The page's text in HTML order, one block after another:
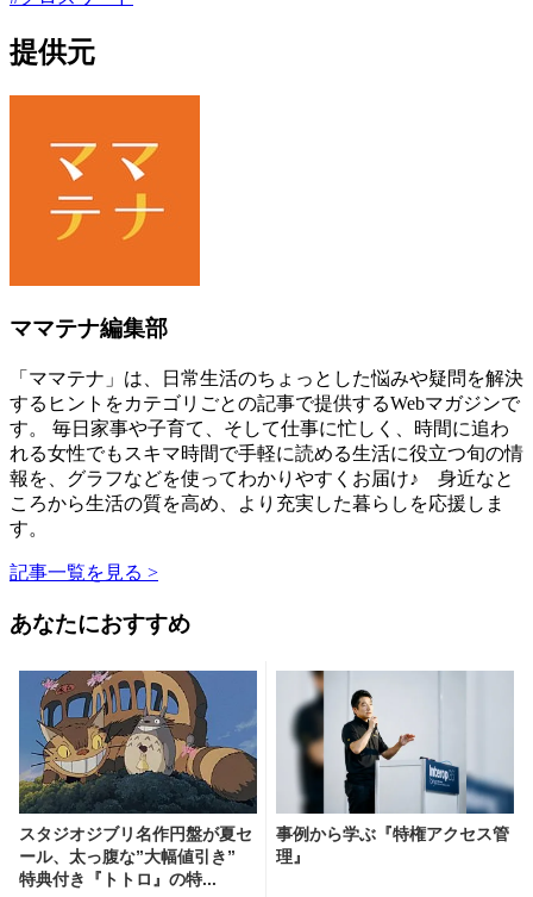
提供元
ママテナ編集部
「ママテナ」は、日常生活のちょっとした悩みや疑問を解決
するヒントをカテゴリごとの記事で提供するWebマガジンで
す。 毎日家事や子育て、そして仕事に忙しく、時間に追わ
れる女性でもスキマ時間で手軽に読める生活に役立つ旬の情
報を、グラフなどを使ってわかりやすくお届け♪ 身近なと
ころから生活の質を高め、より充実した暮らしを応援しま
す。
記事一覧を見る >
あなたにおすすめ
スタジオジブリ名作円盤が夏セ
ール、太っ腹な”大幅値引き”
特典付き『トトロ』の特...
事例から学ぶ『特権アクセス管
理』